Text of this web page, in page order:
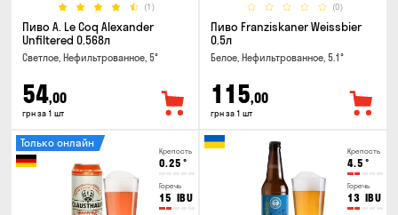
(1)
Пиво A. Le Coq Alexander
Unfiltered 0.568л
Светлое, Нефильтрованное, 5°
54,00
грн за 1 шт
(0)
Пиво Franziskaner Weissbier
0.5л
Белое, Нефильтрованное, 5.1°
115,00
грн за 1 шт
Крепость
0.25 °
Горечь
15 IBU
Только онлайн
Крепость
4.5 °
Горечь
13 IBU